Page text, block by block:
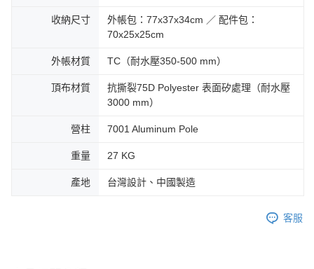
收納尺寸
外帳包：77x37x34cm ／ 配件包：
70x25x25cm
外帳材質 TC（耐水壓350-500 mm）
頂布材質
抗撕裂75D Polyester 表面矽處理（耐水壓
3000 mm）
營柱 7001 Aluminum Pole
重量 27 KG
產地 台灣設計、中國製造
客服